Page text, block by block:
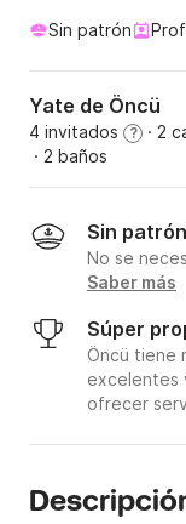
Sin patrón
Yate de Öncü
4 invitados ? · 2
· 2 baños
Sin patrón
No se
Saber más
Súper
Öncü tiene
excelentes
ofrecer